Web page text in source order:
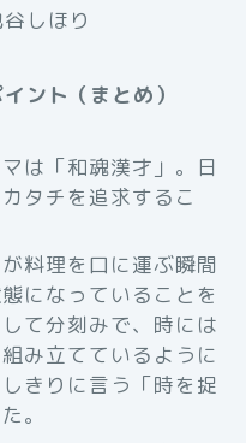
しほり
ント（まとめ）
は「和魂漢才」。日
タチを追求するこ
料理を口に運ぶ瞬間
になっていることを
て分刻みで、時には
み立てているように
きりに言う「時を捉
。